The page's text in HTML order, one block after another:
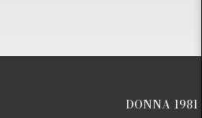
DONNA 1981